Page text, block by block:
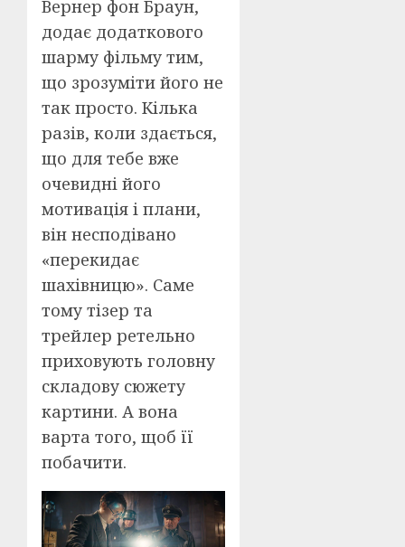
Вернер фон Браун,
додає додаткового
шарму фільму тим,
що зрозуміти його не
так просто. Кілька
разів, коли здається,
що для тебе вже
очевидні його
мотивація і плани,
він несподівано
«перекидає
шахівницю». Саме
тому тізер та
трейлер ретельно
приховують головну
складову сюжету
картини. А вона
варта того, щоб її
побачити.